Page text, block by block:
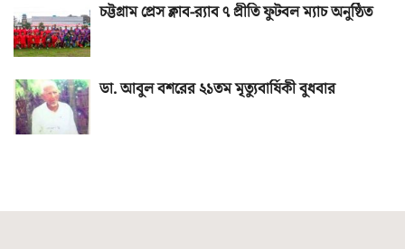
চট্টগ্রাম প্রেস ক্লাব-র‌্যাব ৭ প্রীতি ফুটবল ম্যাচ অনুষ্ঠিত
ডা. আবুল বশরের ২১তম মৃত্যুবার্ষিকী বুধবার